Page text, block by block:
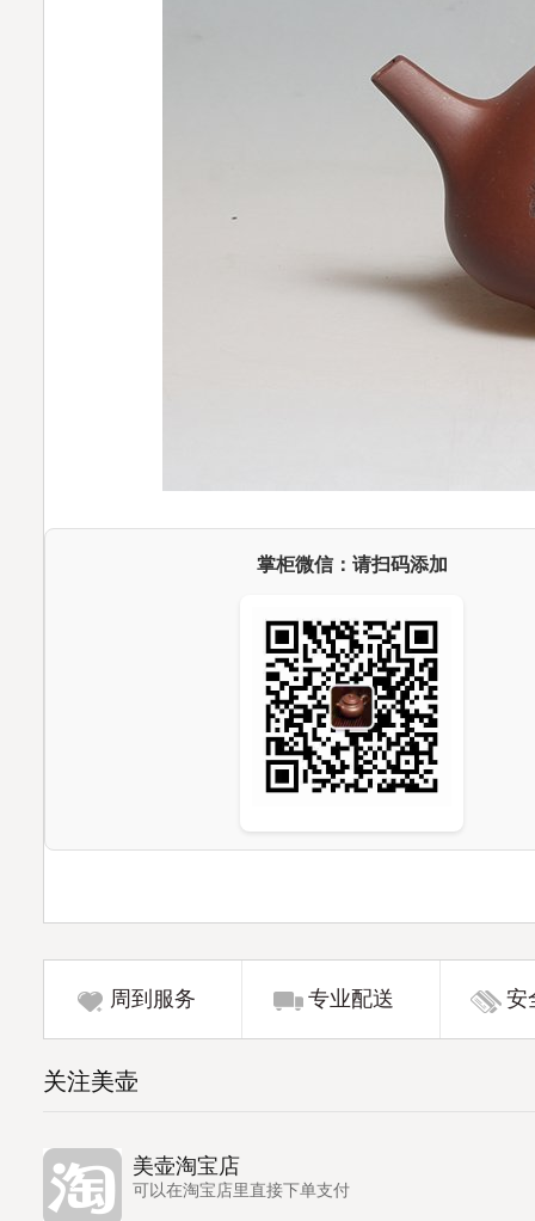
掌柜微信：请扫码添加
周到服务 专业配送 安
关注美壶
美壶淘宝店
可以在淘宝店里直接下单支付